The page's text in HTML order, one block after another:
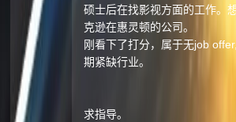
硕士后在找影视方面的工作。
克逊在惠灵顿的公司。
刚看下了打分，属于无job
期紧缺行业。
求指导。